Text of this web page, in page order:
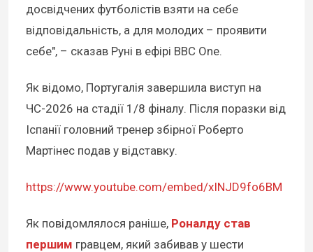
досвідчених футболістів взяти на себе
відповідальність, а для молодих – проявити
себе", – сказав Руні в ефірі BBC One.
Як відомо, Португалія завершила виступ на
ЧС-2026 на стадії 1/8 фіналу. Після поразки від
Іспанії головний тренер збірної Роберто
Мартінес подав у відставку.
https://www.youtube.com/embed/xINJD9fo6BM
Як повідомлялося раніше, Роналду став
першим гравцем, який забивав у шести